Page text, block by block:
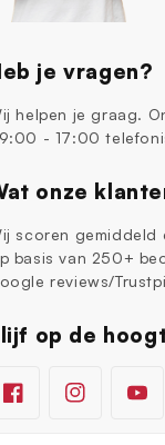
je vragen?
helpen je graag.
- 17:00
onze
scoren gemiddeld
basis van 250+
reviews/
op de
FacebookInstagram